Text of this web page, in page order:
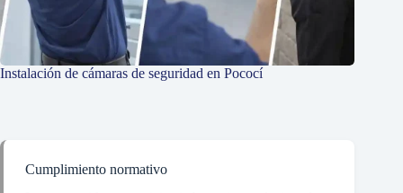
Instalación de cámaras de seguridad en Pococí
Cumplimiento normativo